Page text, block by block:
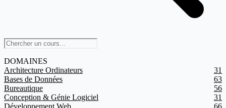
DOMAINES
Architecture Ordinateurs
31
Bases de Données
63
Bureautique
56
Conception & Génie Logiciel
31